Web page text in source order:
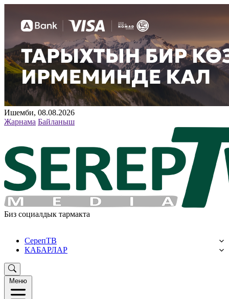
Ишемби, 08.08.2026
Жарнама Байланыш
Биз социалдык тармакта
СерепТВ
КАБАРЛАР
Меню